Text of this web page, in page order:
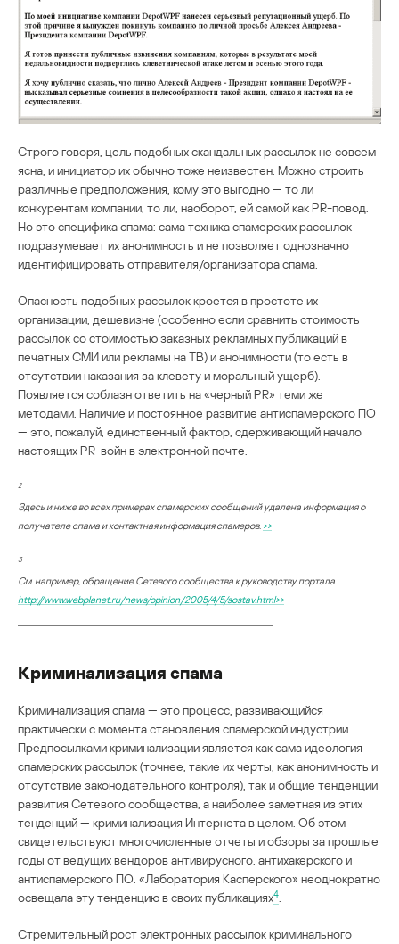
Строго говоря, цель подобных скандальных рассылок не совсем
ясна, и инициатор их обычно тоже неизвестен. Можно строить
различные предположения, кому это выгодно — то ли
конкурентам компании, то ли, наоборот, ей самой как PR-повод.
Но это специфика спама: сама техника спамерских рассылок
подразумевает их анонимность и не позволяет однозначно
идентифицировать отправителя/организатора спама.
Опасность подобных рассылок кроется в простоте их
организации, дешевизне (особенно если сравнить стоимость
рассылок со стоимостью заказных рекламных публикаций в
печатных СМИ или рекламы на ТВ) и анонимности (то есть в
отсутствии наказания за клевету и моральный ущерб).
Появляется соблазн ответить на «черный PR» теми же
методами. Наличие и постоянное развитие антиспамерского ПО
— это, пожалуй, единственный фактор, сдерживающий начало
настоящих PR-войн в электронной почте.
2
Здесь и ниже во всех примерах спамерских сообщений удалена информация о
получателе спама и контактная информация спамеров. >>
3
См. например, обращение Сетевого сообщества к руководству портала
http://www.webplanet.ru/news/opinion/2005/4/5/sostav.html>>
Криминализация спама
Криминализация спама — это процесс, развивающийся
практически с момента становления спамерской индустрии.
Предпосылками криминализации является как сама идеология
спамерских рассылок (точнее, такие их черты, как анонимность и
отсутствие законодательного контроля), так и общие тенденции
развития Сетевого сообщества, а наиболее заметная из этих
тенденций — криминализация Интернета в целом. Об этом
свидетельствуют многочисленные отчеты и обзоры за прошлые
годы от ведущих вендоров антивирусного, антихакерского и
антиспамерского ПО. «Лаборатория Касперского» неоднократно
освещала эту тенденцию в своих публикациях4.
Стремительный рост электронных рассылок криминального